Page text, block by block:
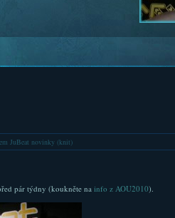
JuBeat novinky (knit)
pár týdny (koukněte nainfo z AOU2010).